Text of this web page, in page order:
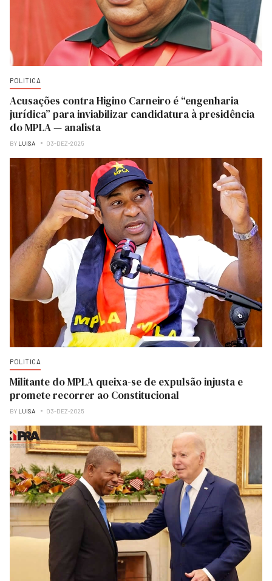
POLITICA
Acusações contra Higino Carneiro é “engenharia
jurídica” para inviabilizar candidatura à presidência
do MPLA — analista
BY LUISA 03-DEZ-2025
POLITICA
Militante do MPLA queixa-se de expulsão injusta e
promete recorrer ao Constitucional
BY LUISA 03-DEZ-2025